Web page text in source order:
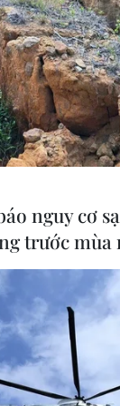
Năm 2010,
phố Hồ Chí
ty Âu Lạc
mọi việc
Tâm ký giấy
gì. Đến khi
mới biết
trình bày
phủ nhận và
ra quá lâu
khẳng
vốn góp của
là vốn góp
toàn bộ lời
nguy cơ
trước mùa